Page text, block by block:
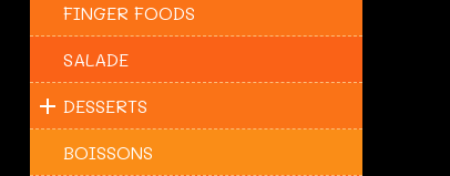
FINGER FOODS
SALADE
DESSERTS
BOISSONS